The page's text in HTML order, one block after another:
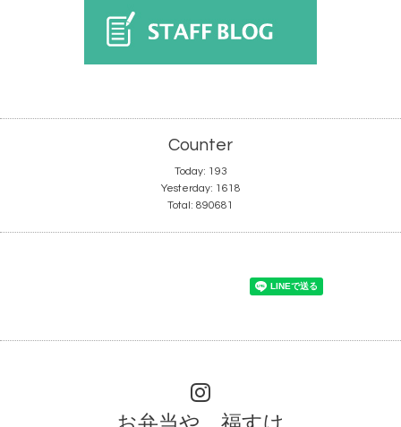
Counter
Today: 193
Yesterday: 1618
Total: 890681